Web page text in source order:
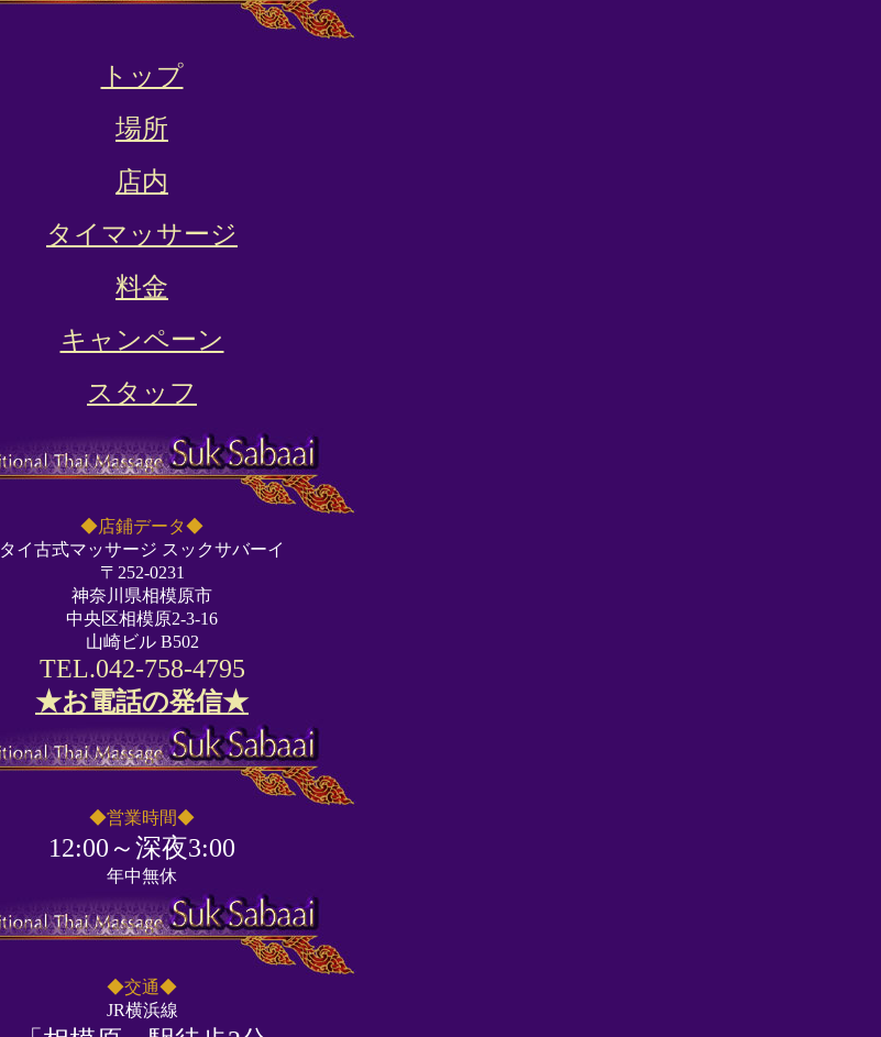
トップ
場所
店内
タイマッサージ
料金
キャンペーン
スタッフ
◆店鋪データ◆
タイ古式マッサージ スックサバーイ
〒252-0231
神奈川県相模原市
中央区相模原2-3-16
山崎ビル B502
TEL.042-758-4795
★お電話の発信★
◆営業時間◆
12:00～深夜3:00
年中無休
◆交通◆
JR横浜線